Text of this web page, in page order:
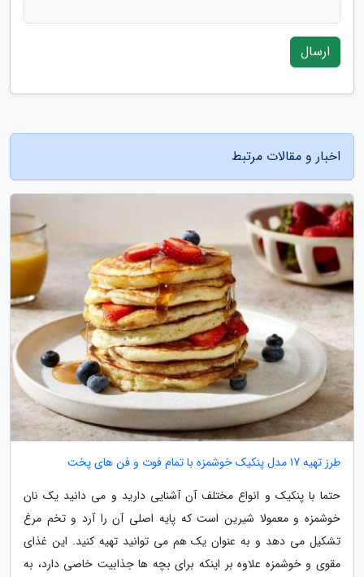
ارسال
اخبار و مقالات مرتبط
طرز تهیه 17 مدل پنکیک خوشمزه با تمام فوت و فن های پخت
حتما با پنکیک و انواع مختلف آن آشنایی دارید و می دانید یک نان
خوشمزه و معمولا شیرین است که پایه اصلی آن را آرد و تخم مرغ
تشکیل می دهد و به عنوان یک هم می توانید تهیه کنید. این غذای
مقوی و خوشمزه علاوه بر اینکه برای بچه ها جذابیت خاصی دارد، به